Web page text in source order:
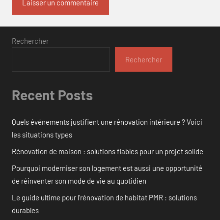
Rechercher
Rechercher
Recent Posts
Quels événements justifient une rénovation intérieure ? Voici
les situations types
Rénovation de maison : solutions fiables pour un projet solide
Pourquoi moderniser son logement est aussi une opportunité
de réinventer son mode de vie au quotidien
Le guide ultime pour l’rénovation de habitat PMR : solutions
durables